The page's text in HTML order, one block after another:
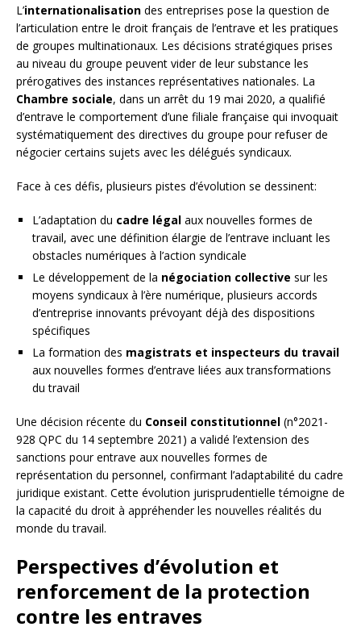
L’internationalisation des entreprises pose la question de
l’articulation entre le droit français de l’entrave et les pratiques
de groupes multinationaux. Les décisions stratégiques prises
au niveau du groupe peuvent vider de leur substance les
prérogatives des instances représentatives nationales. La
Chambre sociale, dans un arrêt du 19 mai 2020, a qualifié
d’entrave le comportement d’une filiale française qui invoquait
systématiquement des directives du groupe pour refuser de
négocier certains sujets avec les délégués syndicaux.
Face à ces défis, plusieurs pistes d’évolution se dessinent:
L’adaptation du cadre légal aux nouvelles formes de
travail, avec une définition élargie de l’entrave incluant les
obstacles numériques à l’action syndicale
Le développement de la négociation collective sur les
moyens syndicaux à l’ère numérique, plusieurs accords
d’entreprise innovants prévoyant déjà des dispositions
spécifiques
La formation des magistrats et inspecteurs du travail
aux nouvelles formes d’entrave liées aux transformations
du travail
Une décision récente du Conseil constitutionnel (n°2021-
928 QPC du 14 septembre 2021) a validé l’extension des
sanctions pour entrave aux nouvelles formes de
représentation du personnel, confirmant l’adaptabilité du cadre
juridique existant. Cette évolution jurisprudentielle témoigne de
la capacité du droit à appréhender les nouvelles réalités du
monde du travail.
Perspectives d’évolution et
renforcement de la protection
contre les entraves